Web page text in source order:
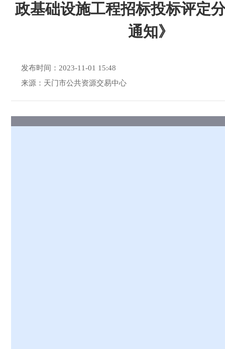
政基础设施工程招标投标评定
通知》
发布时间：2023-11-01 15:48
来源：天门市公共资源交易中心